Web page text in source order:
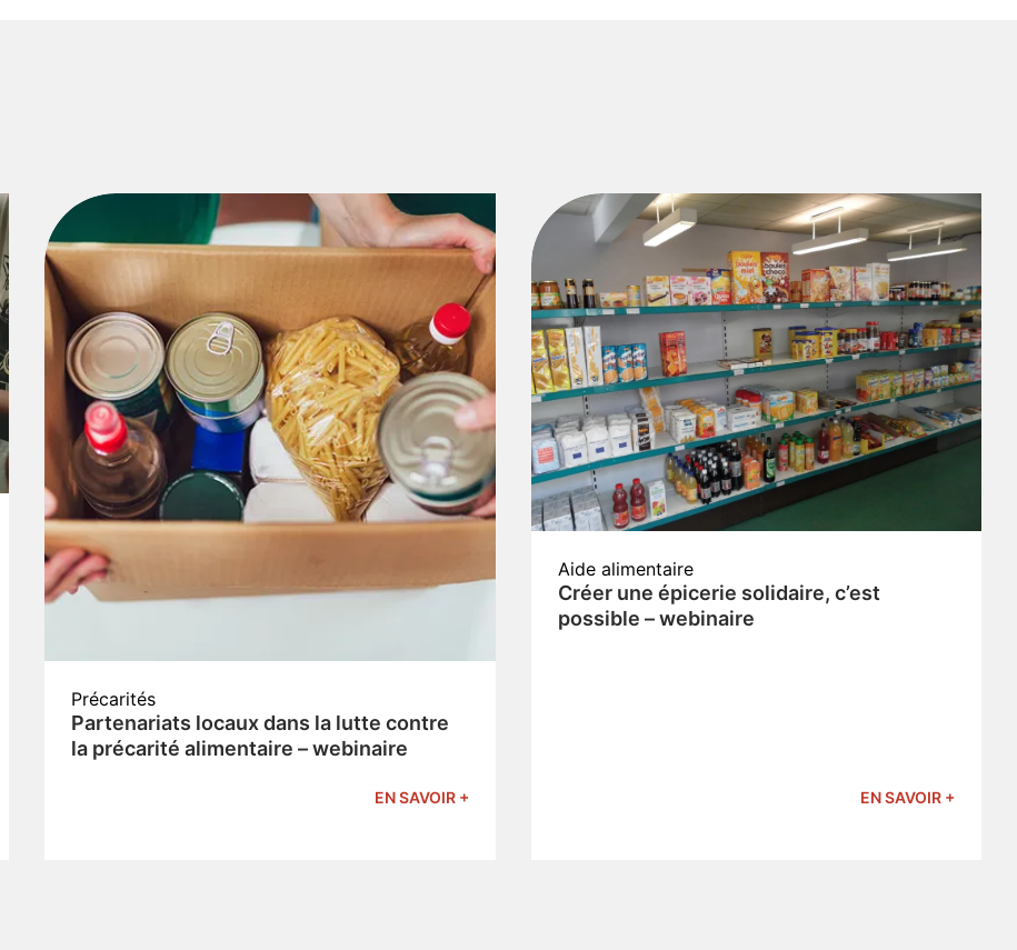
Précarités
Partenariats locaux dans la lutte contre
la précarité alimentaire – webinaire
EN SAVOIR +
Aide alimentaire
Créer une épicerie solidaire, c’est
possible – webinaire
EN SAVOIR +